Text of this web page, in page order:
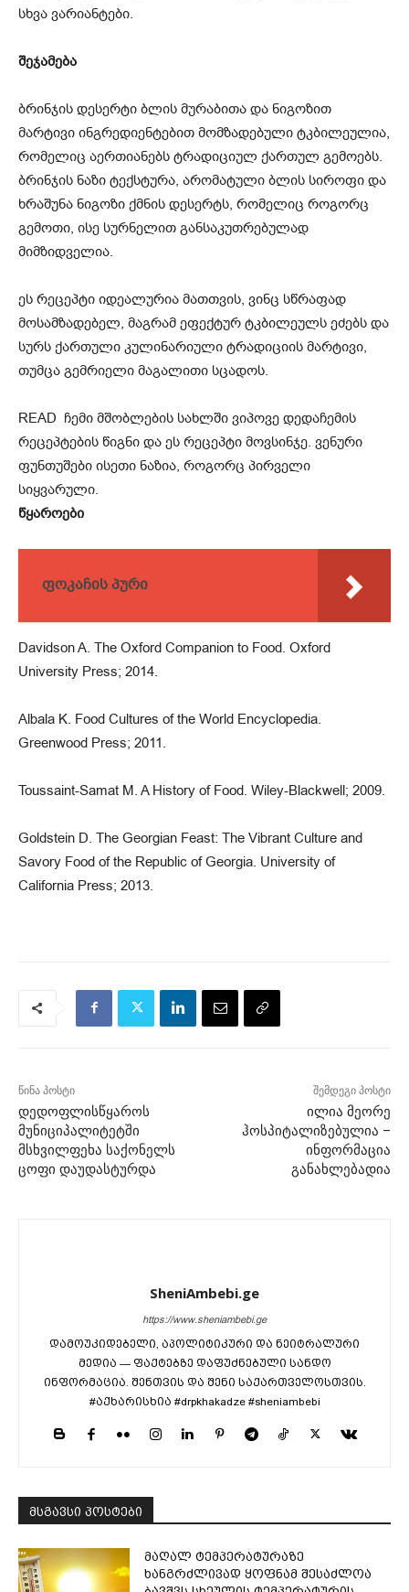
სხვა ვარიანტები.
შეჯამება
ბრინჯის დესერტი ბლის მურაბითა და ნიგოზით
მარტივი ინგრედიენტებით მომზადებული ტკბილეულია,
რომელიც აერთიანებს ტრადიციულ ქართულ გემოებს.
ბრინჯის ნაზი ტექსტურა, არომატული ბლის სიროფი და
ხრაშუნა ნიგოზი ქმნის დესერტს, რომელიც როგორც
გემოთი, ისე სურნელით განსაკუთრებულად
მიმზიდველია.
ეს რეცეპტი იდეალურია მათთვის, ვინც სწრაფად
მოსამზადებელ, მაგრამ ეფექტურ ტკბილეულს ეძებს და
სურს ქართული კულინარიული ტრადიციის მარტივი,
თუმცა გემრიელი მაგალითი სცადოს.
READ ჩემი მშობლების სახლში ვიპოვე დედაჩემის
რეცეპტების წიგნი და ეს რეცეპტი მოვსინჯე. ვენური
ფუნთუშები ისეთი ნაზია, როგორც პირველი
სიყვარული.
წყაროები
ფოკაჩის პური
Davidson A. The Oxford Companion to Food. Oxford
University Press; 2014.
Albala K. Food Cultures of the World Encyclopedia.
Greenwood Press; 2011.
Toussaint-Samat M. A History of Food. Wiley-Blackwell; 2009.
Goldstein D. The Georgian Feast: The Vibrant Culture and
Savory Food of the Republic of Georgia. University of
California Press; 2013.
წინა პოსტი
დედოფლისწყაროს
მუნიციპალიტეტში
მსხვილფეხა საქონელს
ცოფი დაუდასტურდა
შემდეგი პოსტი
ილია მეორე
ჰოსპიტალიზებულია –
ინფორმაცია
განახლებადია
SheniAmbebi.ge
https://www.sheniambebi.ge
დამოუკიდებელი, აპოლიტიკური და ნეიტრალური
მედია — ფაქტებზე დაფუძნებული სანდო
ინფორმაცია. შენთვის და შენი საქართველოსთვის.
#აქხარისხია #drpkhakadze #sheniambebi
მსგავსი პოსტები
მაღალ ტემპერატურაზე
ხანგრძლივად ყოფნამ შესაძლოა